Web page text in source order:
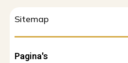
Sitemap
Pagina's